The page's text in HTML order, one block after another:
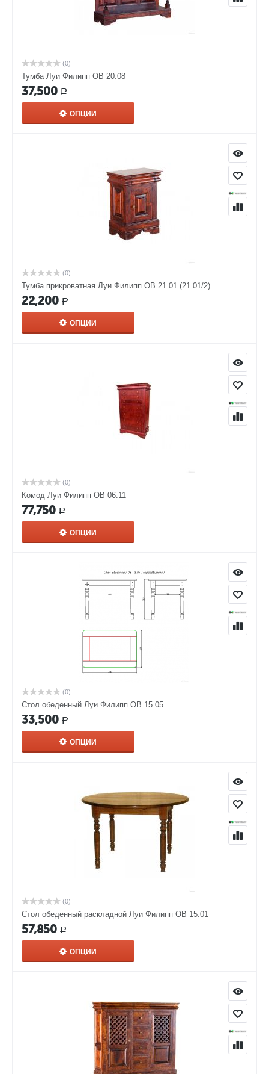
(0)
Тумба Луи Филипп ОВ 20.08
37,500 Р
ОПЦИИ
(0)
Тумба прикроватная Луи Филипп ОВ 21.01 (21.01/2)
22,200 Р
ОПЦИИ
(0)
Комод Луи Филипп ОВ 06.11
77,750 Р
ОПЦИИ
(0)
Стол обеденный Луи Филипп ОВ 15.05
33,500 Р
ОПЦИИ
(0)
Стол обеденный раскладной Луи Филипп ОВ 15.01
57,850 Р
ОПЦИИ